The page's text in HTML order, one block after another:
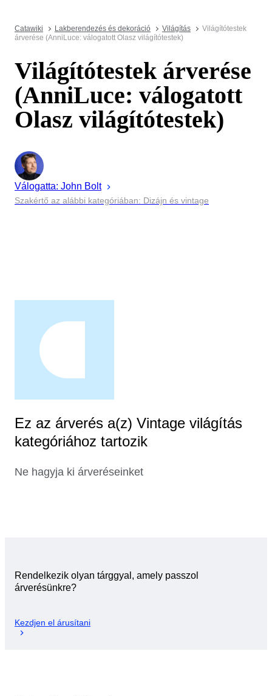
Catawiki Lakberendezés és dekoráció Világítás
Világítótestek
árverése (AnniLuce: válogatott Olasz világítótestek)
Világítótestek árverése
(AnniLuce: válogatott
Olasz világítótestek)
Válogatta: John Bolt
Szakértő az alábbi kategóriában: Dizájn és vintage
Ez az árverés a(z) Vintage világítás
kategóriához tartozik
Ne hagyja ki árveréseinket
Rendelkezik olyan tárggyal, amely passzol
árverésünkre?
Kezdjen el árusítani